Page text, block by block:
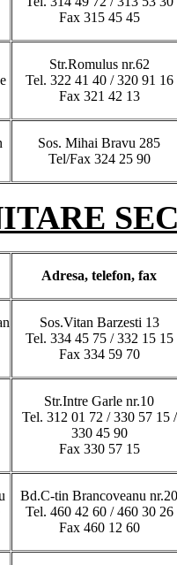
Fax 315 45 45
Str.Romulus nr.62
Tel. 322 41 40 / 320 91 16
Fax 321 42 13
Sos. Mihai Bravu 285
Tel/Fax 324 25 90
Adresa, telefon, fax
Sos.Vitan Barzesti 13
Tel. 334 45 75 / 332 15 15
Fax 334 59 70
Str.Intre Garle nr.10
Tel. 312 01 72 / 330 57 15 /
330 45 90
Fax 330 57 15
Bd.C-tin Brancoveanu nr.20
Tel. 460 42 60 / 460 30 26
Fax 460 12 60